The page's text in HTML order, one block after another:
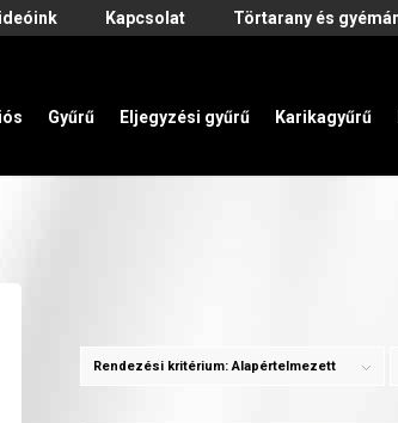
Kapcsolat Törtarany és
Gyűrű Eljegyzési gyűrű Karikagyűrű
Rendezési kritérium:Alapértelmezett